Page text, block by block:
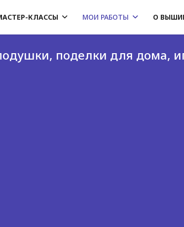
КЛАССЫ МОИ РАБОТЫ О
поделки для дома,